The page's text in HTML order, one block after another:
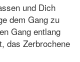
und Dich
dem Gang zu
Gang entlang
das Zerbrochene